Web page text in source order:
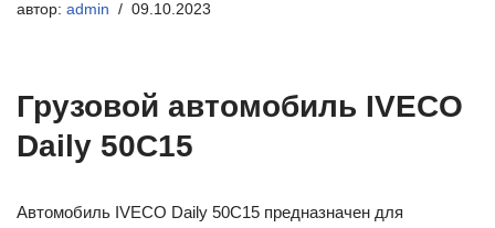
автор: admin 09.10.2023
Грузовой автомобиль IVECO
Daily 50C15
Автомобиль IVECO Daily 50C15 предназначен для